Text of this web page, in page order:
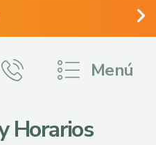
Menú
Horarios